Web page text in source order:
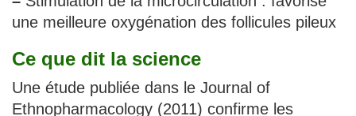
une meilleure oxygénation des follicules pileux
Ce que dit la science
Une étude publiée dans le Journal of
Ethnopharmacology (2011) confirme les